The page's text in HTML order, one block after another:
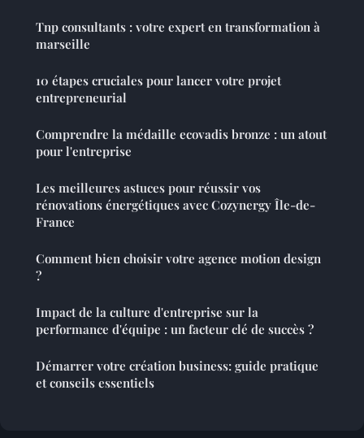
Tnp consultants : votre expert en transformation à
marseille
10 étapes cruciales pour lancer votre projet
entrepreneurial
Comprendre la médaille ecovadis bronze : un atout
pour l'entreprise
Les meilleures astuces pour réussir vos
rénovations énergétiques avec Cozynergy Île-de-
France
Comment bien choisir votre agence motion design
?
Impact de la culture d'entreprise sur la
performance d'équipe : un facteur clé de succès ?
Démarrer votre création business: guide pratique
et conseils essentiels